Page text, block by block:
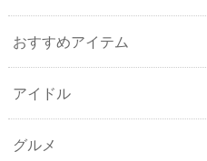
おすすめアイテム
アイドル
グルメ